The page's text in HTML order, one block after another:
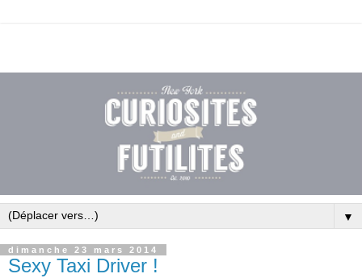
▼
dimanche 23 mars 2014
Sexy Taxi Driver !